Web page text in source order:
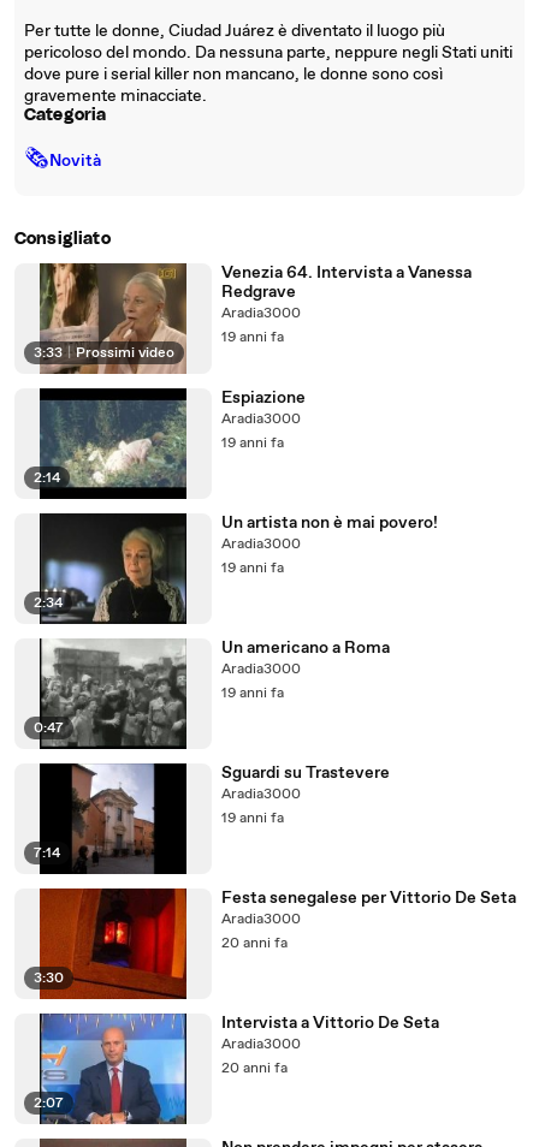
Per tutte le donne, Ciudad Juárez è diventato il luogo più
pericoloso del mondo. Da nessuna parte, neppure negli Stati uniti
dove pure i serial killer non mancano, le donne sono così
gravemente minacciate.
Categoria
🗞Novità
Consigliato
3:33 | Prossimi video
Venezia 64. Intervista a Vanessa
Redgrave
Aradia3000
19 anni fa
2:14
Espiazione
Aradia3000
19 anni fa
2:34
Un artista non è mai povero!
Aradia3000
19 anni fa
0:47
Un americano a Roma
Aradia3000
19 anni fa
7:14
Sguardi su Trastevere
Aradia3000
19 anni fa
3:30
Festa senegalese per Vittorio De Seta
Aradia3000
20 anni fa
2:07
Intervista a Vittorio De Seta
Aradia3000
20 anni fa